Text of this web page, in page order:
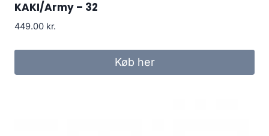
KAKI/Army – 32
449.00 kr.
Køb her